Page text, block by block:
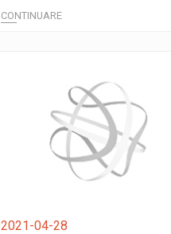
CONTINUARE
2021-04-28